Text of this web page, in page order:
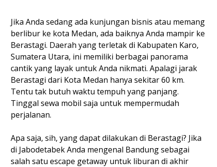
Jika Anda sedang ada kunjungan bisnis atau memang
berlibur ke kota Medan, ada baiknya Anda mampir ke
Berastagi. Daerah yang terletak di Kabupaten Karo,
Sumatera Utara, ini memiliki berbagai panorama
cantik yang layak untuk Anda nikmati. Apalagi jarak
Berastagi dari Kota Medan hanya sekitar 60 km.
Tentu tak butuh waktu tempuh yang panjang.
Tinggal sewa mobil saja untuk mempermudah
perjalanan.
Apa saja, sih, yang dapat dilakukan di Berastagi? Jika
di Jabodetabek Anda mengenal Bandung sebagai
salah satu escape getaway untuk liburan di akhir